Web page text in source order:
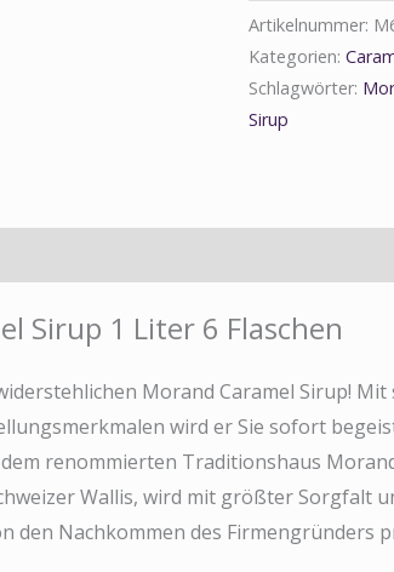
Artikelnummer:
Kategorien:
Schlagwörter:
Sirup
Sirup 1 Liter 6 Flaschen
Morand Caramel Sirup!
wird er Sie sofort
renommierten Traditionshaus
Wallis, wird mit größter Sorgfalt
den Nachkommen des Firmengründers